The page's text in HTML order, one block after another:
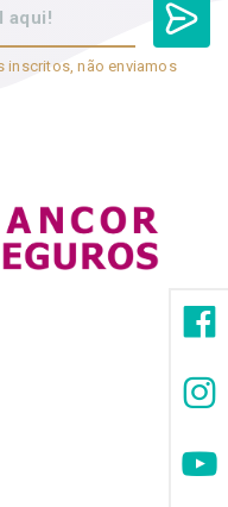
inscritos, não enviamos